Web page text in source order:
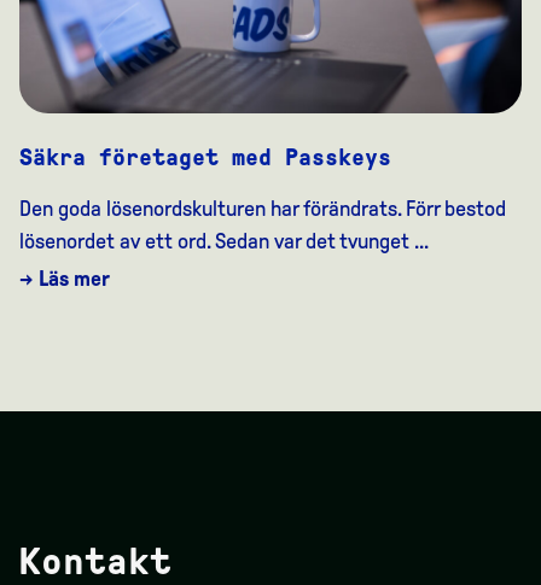
Säkra företaget med Passkeys
Den goda lösenordskulturen har förändrats. Förr bestod
lösenordet av ett ord. Sedan var det tvunget ...
→ Läs mer
Kontakt